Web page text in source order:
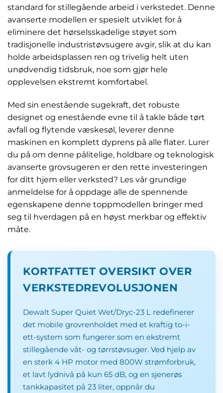
standard for stillegående arbeid i verkstedet. Denne
avanserte modellen er spesielt utviklet for å
eliminere det hørselsskadelige støyet som
tradisjonelle industristøvsugere avgir, slik at du kan
holde arbeidsplassen ren og trivelig helt uten
unødvendig tidsbruk, noe som gjør hele
opplevelsen ekstremt komfortabel.
Med sin enestående sugekraft, det robuste
designet og enestående evne til å takle både tørt
avfall og flytende væskesøl, leverer denne
maskinen en komplett dyprens på alle flater. Lurer
du på om denne pålitelige, holdbare og teknologisk
avanserte grovsugeren er den rette investeringen
for ditt hjem eller verksted? Les vår grundige
anmeldelse for å oppdage alle de spennende
egenskapene denne toppmodellen bringer med
seg til hverdagen på en høyst merkbar og effektiv
måte.
KORTFATTET OVERSIKT OVER
VERKSTEDREVOLUSJONEN
Dewalt Super Quiet Wet/Dryc-23 L redefinerer
det mobile grovrenholdet med et kraftig to-i-
ett-system som fungerer som en ekstremt
stillegående våt- og tørrstøvsuger. Ved hjelp av
en sterk 4 HP motor med 800W strømforbruk,
et lavt lydnivå på kun 65 dB, og en sjenerøs
tankkapasitet på 23 liter, oppnår du